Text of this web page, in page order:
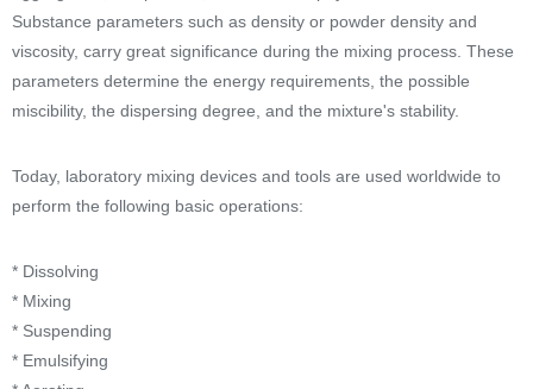
Substance parameters such as density or powder density and
viscosity, carry great significance during the mixing process. These
parameters determine the energy requirements, the possible
miscibility, the dispersing degree, and the mixture's stability.
Today, laboratory mixing devices and tools are used worldwide to
perform the following basic operations:
* Dissolving
* Mixing
* Suspending
* Emulsifying